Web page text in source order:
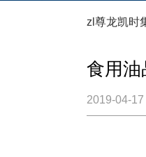
zl尊龙凯时
食用油
2019-04-17